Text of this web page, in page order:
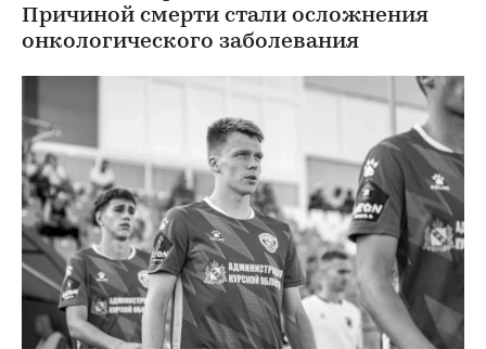
Причиной смерти стали осложнения
онкологического заболевания